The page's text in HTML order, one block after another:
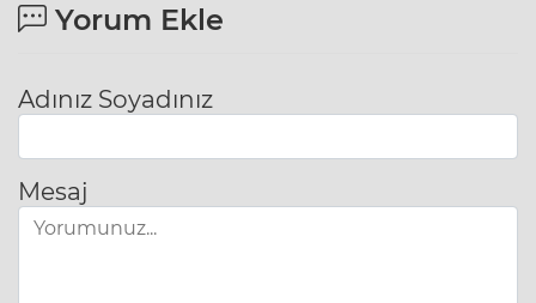
Yorum Ekle
Adınız Soyadınız
Mesaj